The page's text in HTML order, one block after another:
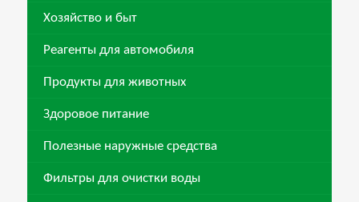
Хозяйство и быт
Реагенты для автомобиля
Продукты для животных
Здоровое питание
Полезные наружные средства
Фильтры для очистки воды